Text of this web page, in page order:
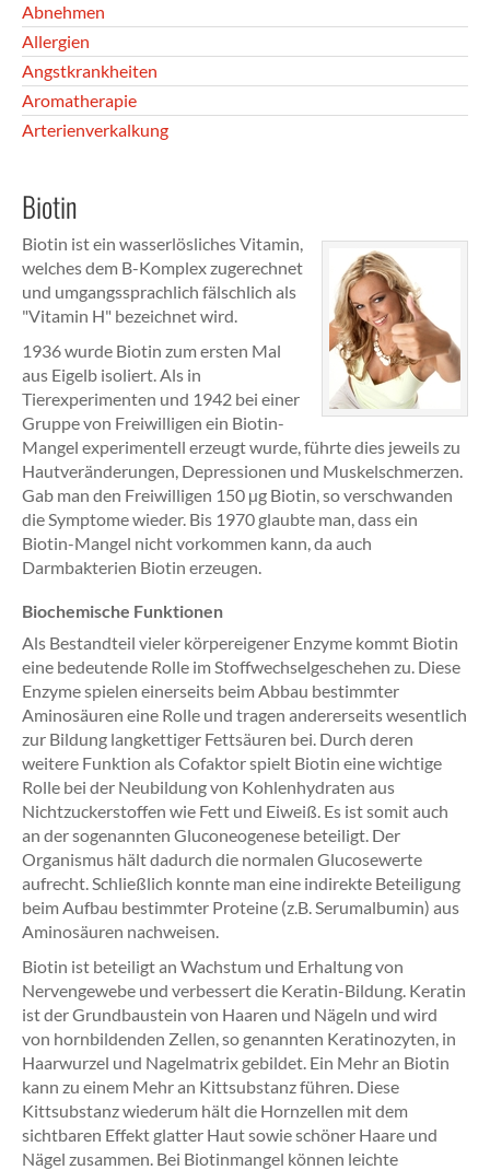
Abnehmen
Allergien
Angstkrankheiten
Aromatherapie
Arterienverkalkung
Biotin
Biotin ist ein wasserlösliches Vitamin,
welches dem B-Komplex zugerechnet
und umgangssprachlich fälschlich als
"Vitamin H" bezeichnet wird.
1936 wurde Biotin zum ersten Mal
aus Eigelb isoliert. Als in
Tierexperimenten und 1942 bei einer
Gruppe von Freiwilligen ein Biotin-
Mangel experimentell erzeugt wurde, führte dies jeweils zu
Hautveränderungen, Depressionen und Muskelschmerzen.
Gab man den Freiwilligen 150 µg Biotin, so verschwanden
die Symptome wieder. Bis 1970 glaubte man, dass ein
Biotin-Mangel nicht vorkommen kann, da auch
Darmbakterien Biotin erzeugen.
Biochemische Funktionen
Als Bestandteil vieler körpereigener Enzyme kommt Biotin
eine bedeutende Rolle im Stoffwechselgeschehen zu. Diese
Enzyme spielen einerseits beim Abbau bestimmter
Aminosäuren eine Rolle und tragen andererseits wesentlich
zur Bildung langkettiger Fettsäuren bei. Durch deren
weitere Funktion als Cofaktor spielt Biotin eine wichtige
Rolle bei der Neubildung von Kohlenhydraten aus
Nichtzuckerstoffen wie Fett und Eiweiß. Es ist somit auch
an der sogenannten Gluconeogenese beteiligt. Der
Organismus hält dadurch die normalen Glucosewerte
aufrecht. Schließlich konnte man eine indirekte Beteiligung
beim Aufbau bestimmter Proteine (z.B. Serumalbumin) aus
Aminosäuren nachweisen.
Biotin ist beteiligt an Wachstum und Erhaltung von
Nervengewebe und verbessert die Keratin-Bildung. Keratin
ist der Grundbaustein von Haaren und Nägeln und wird
von hornbildenden Zellen, so genannten Keratinozyten, in
Haarwurzel und Nagelmatrix gebildet. Ein Mehr an Biotin
kann zu einem Mehr an Kittsubstanz führen. Diese
Kittsubstanz wiederum hält die Hornzellen mit dem
sichtbaren Effekt glatter Haut sowie schöner Haare und
Nägel zusammen. Bei Biotinmangel können leichte